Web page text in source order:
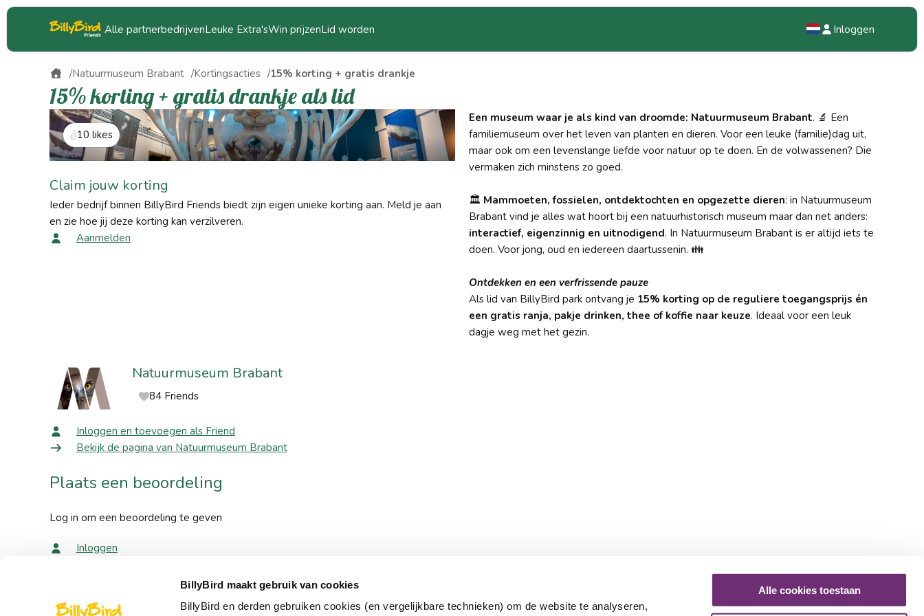
BillyBird maakt gebruik van cookies
BillyBird en derden gebruiken cookies (en vergelijkbare technieken) om de website te analyseren,
Alle cookies toestaan
Alle partnerbedrijvenLeuke Extra'sWin prijzenLid worden
DE
Inloggen
Natuurmuseum Brabant Kortingsacties 15% korting + gratis drankje
15% korting + gratis drankje als lid
10 likes
Claim jouw korting
Ieder bedrijf binnen BillyBird Friends biedt zijn eigen unieke korting aan. Meld je aan
en zie hoe jij deze korting kan verzilveren.
Aanmelden
Een museum waar je als kind van droomde: Natuurmuseum Brabant. 🔬 Een
familiemuseum over het leven van planten en dieren. Voor een leuke (familie)dag uit,
maar ook om een levenslange liefde voor natuur op te doen. En de volwassenen? Die
vermaken zich minstens zo goed.
🏛 Mammoeten, fossielen, ontdektochten en opgezette dieren: in Natuurmuseum
Brabant vind je alles wat hoort bij een natuurhistorisch museum maar dan net anders:
interactief, eigenzinnig en uitnodigend. In Natuurmuseum Brabant is er altijd iets te
doen. Voor jong, oud en iedereen daartussenin. 👪
Ontdekken en een verfrissende pauze
Als lid van BillyBird park ontvang je 15% korting op de reguliere toegangsprijs én
een gratis ranja, pakje drinken, thee of koffie naar keuze. Ideaal voor een leuk
dagje weg met het gezin.
Natuurmuseum Brabant
84 Friends
Inloggen en toevoegen als Friend
Bekijk de pagina van Natuurmuseum Brabant
Plaats een beoordeling
Log in om een beoordeling te geven
Inloggen
Snel naar Over BillyBird Voor partnerbedrijven